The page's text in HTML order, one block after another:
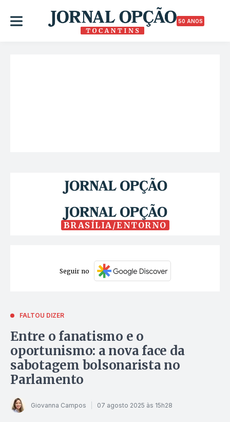
50 ANOS
BRASÍLIA/ENTORNO
Seguir no
FALTOU DIZER
Entre o fanatismo e o
oportunismo: a nova face da
sabotagem bolsonarista no
Parlamento
Giovanna Campos 07 agosto 2025 às 15h28